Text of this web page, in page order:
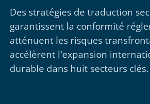
Des stratégies de traduction
garantissent la conformité
atténuent les risques
accélèrent l'expansion
durable dans huit secteurs clés.